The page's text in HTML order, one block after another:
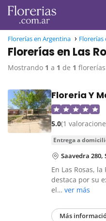
Florerías en Argentina Florerías
Florerías en Las
Mostrando 1 a 1 de 1 florerías
Floreria Y
5.0(1
entrega a
Saavedra 280,
En Las Rosas,
destaca por su
el… ver más
Más